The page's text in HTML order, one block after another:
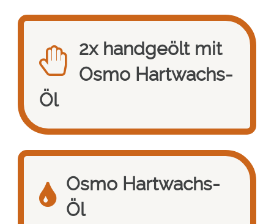
2x handgeölt mit
Osmo Hartwachs-
Öl
Osmo Hartwachs-
Öl